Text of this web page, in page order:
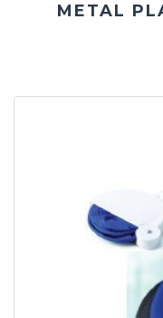
METAL